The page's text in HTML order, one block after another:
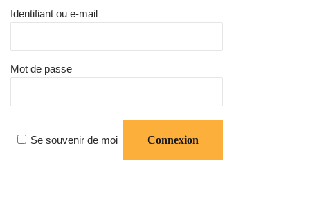
Identifiant ou e-mail
Mot de passe
Se souvenir de moi